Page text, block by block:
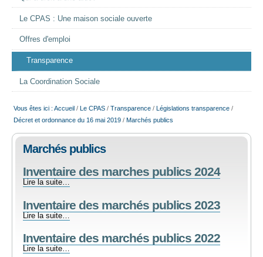
AIDE ALIMENTAIRE
SENIORS
CULTURE ET JEUNESSE
Le CPAS : Une maison sociale ouverte
Offres d'emploi
Transparence
La Coordination Sociale
Vous êtes ici : Accueil / Le CPAS / Transparence / Législations transparence /
Décret et ordonnance du 16 mai 2019 / Marchés publics
Marchés publics
Inventaire des marches publics 2024
Inventaire
marches
publics
-
Lire la suite…
Inventaire des marchés publics 2023
Inventaire
marchés
publics
Lire la suite…
Inventaire des marchés publics 2022
Inventaire
Lire la suite…